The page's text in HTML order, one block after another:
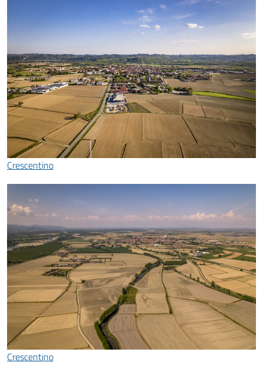
Crescentino
Crescentino